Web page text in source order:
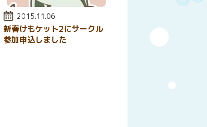
投稿日:
2015.11.06
新春けもケット2にサークル
参加申込しました